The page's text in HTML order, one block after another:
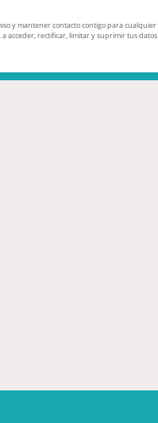
y mantener contacto contigo para
acceder, rectificar, limitar y suprimir tus datos.